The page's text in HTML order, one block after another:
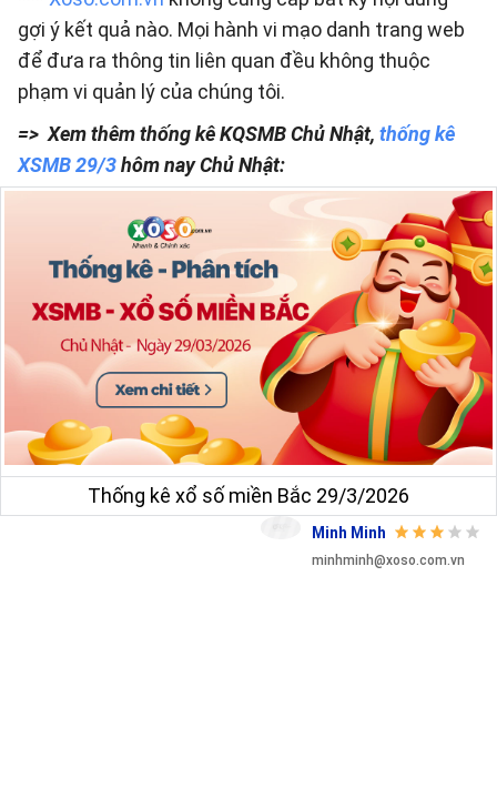
gợi ý kết quả nào. Mọi hành vi mạo danh trang web
để đưa ra thông tin liên quan đều không thuộc
phạm vi quản lý của chúng tôi.
=> Xem thêm thống kê KQSMB Chủ Nhật, thống kê
XSMB 29/3hôm nay Chủ Nhật:
Thống kê xổ số miền Bắc 29/3/2026
Minh Minh
minhminh@xoso.com.vn